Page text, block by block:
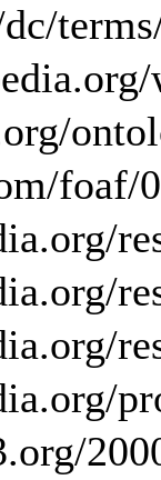
foaf/